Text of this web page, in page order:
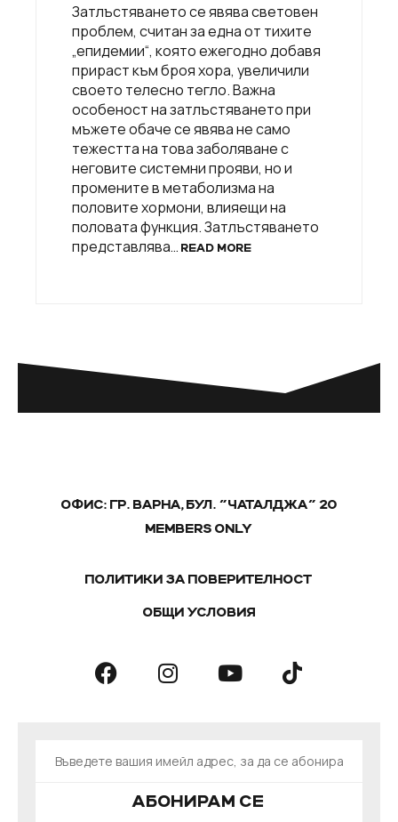
Затлъстяването се явява световен
проблем, считан за една от тихите
„епидемии“, която ежегодно добавя
прираст към броя хора, увеличили
своето телесно тегло. Важна
особеност на затлъстяването при
мъжете обаче се явява не само
тежестта на това заболяване с
неговите системни прояви, но и
промените в метаболизма на
половите хормони, влияещи на
половата функция. Затлъстяването
представлява… READ MORE
ОФИС: ГР. ВАРНА, БУЛ. "ЧАТАЛДЖА" 20
MEMBERS ONLY
ПОЛИТИКИ ЗА ПОВЕРИТЕЛНОСТ
ОБЩИ УСЛОВИЯ
АБОНИРАМ СЕ